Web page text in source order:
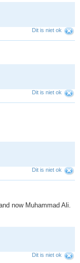
Dit is niet ok
Dit is niet ok
Dit is niet ok
now Muhammad Ali.
Dit is niet ok